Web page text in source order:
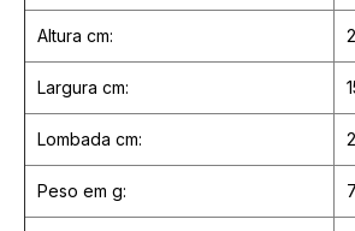
Altura cm:
Largura cm:
Lombada cm:
Peso em g: